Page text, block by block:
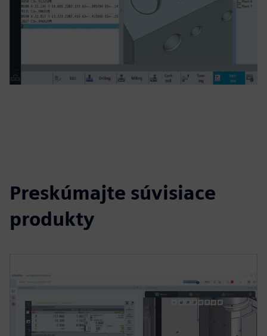
Preskúmajte súvisiace
produkty